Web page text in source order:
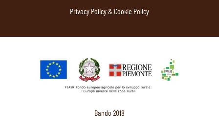
Privacy Policy & Cookie Policy
Bando 2018